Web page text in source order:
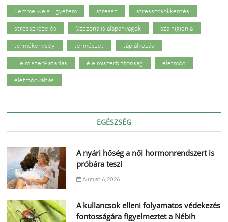
Semmelweis Egyetem stressz stresszcsökkentés
stresszkezelés Szezonális alapanyagok szájhigiénia
termékenység természet táplálkozás
ÉlelmiszerPazarlás élelmiszerbiztonság életmód
életmódváltás
EGÉSZSÉG
A nyári hőség a női hormonrendszert is
próbára teszi
August 6, 2026
A kullancsok elleni folyamatos védekezés
fontosságára figyelmeztet a Nébih